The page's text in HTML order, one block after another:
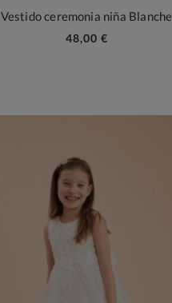
Vestido ceremonia niña Blanche
48,00 €